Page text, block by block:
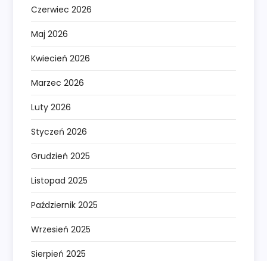
Czerwiec 2026
Maj 2026
Kwiecień 2026
Marzec 2026
Luty 2026
Styczeń 2026
Grudzień 2025
Listopad 2025
Październik 2025
Wrzesień 2025
Sierpień 2025